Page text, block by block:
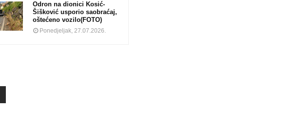
Odron na dionici Kosić-
Šišković usporio saobraćaj,
oštećeno vozilo(FOTO)
Ponedjeljak, 27.07.2026.